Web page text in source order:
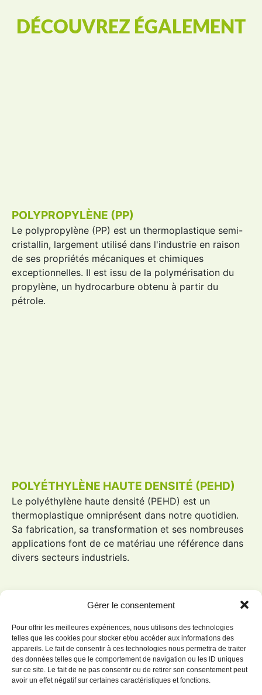
Gérer le consentement
Pour offrir les meilleures expériences, nous utilisons des technologies
telles que les cookies pour stocker et/ou accéder aux informations des
appareils. Le fait de consentir à ces technologies nous permettra de traiter
des données telles que le comportement de navigation ou les ID uniques
sur ce site. Le fait de ne pas consentir ou de retirer son consentement peut
avoir un effet négatif sur certaines caractéristiques et fonctions.
DÉCOUVREZ ÉGALEMENT
POLYPROPYLÈNE (PP)
Le polypropylène (PP) est un thermoplastique semi-
cristallin, largement utilisé dans l'industrie en raison
de ses propriétés mécaniques et chimiques
exceptionnelles. Il est issu de la polymérisation du
propylène, un hydrocarbure obtenu à partir du
pétrole.
POLYÉTHYLÈNE HAUTE DENSITÉ (PEHD)
Le polyéthylène haute densité (PEHD) est un
thermoplastique omniprésent dans notre quotidien.
Sa fabrication, sa transformation et ses nombreuses
applications font de ce matériau une référence dans
divers secteurs industriels.